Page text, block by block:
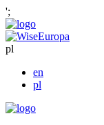
';
pl
en
pl